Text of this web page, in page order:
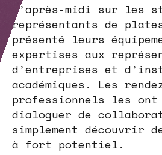
L’après-midi sur les
représentants de
présenté leurs
expertises aux
d’entreprises et
académiques. Les
professionnels les
dialoguer de
simplement découvrir
à fort potentiel.